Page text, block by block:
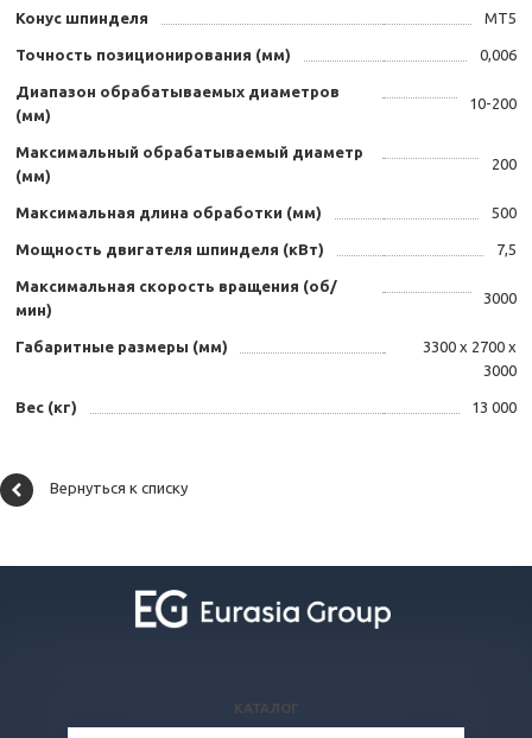
Конус шпинделя MT5
Точность позиционирования (мм) 0,006
Диапазон обрабатываемых диаметров
(мм)
10-200
Максимальный обрабатываемый диаметр
(мм)
200
Максимальная длина обработки (мм) 500
Мощность двигателя шпинделя (кВт) 7,5
Максимальная скорость вращения (об/
мин)
3000
Габаритные размеры (мм)
3300 x 2700 x
3000
Вес (кг) 13 000
Вернуться к списку
КАТАЛОГ